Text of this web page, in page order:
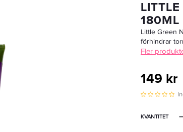
Passar din
180ML
Little Green
förhindrar
Fler
149 kr
KVANTITET −